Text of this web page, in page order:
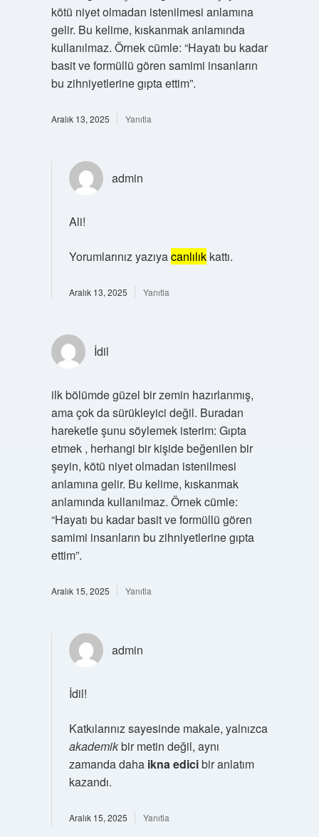
kötü niyet olmadan istenilmesi anlamına
gelir. Bu kelime, kıskanmak anlamında
kullanılmaz. Örnek cümle: “Hayatı bu kadar
basit ve formüllü gören samimi insanların
bu zihniyetlerine gıpta ettim”.
Aralık 13, 2025 Yanıtla
admin
Ali!
Yorumlarınız yazıyacanlılıkkattı.
Aralık 13, 2025 Yanıtla
İdil
ilk bölümde güzel bir zemin hazırlanmış,
ama çok da sürükleyici değil. Buradan
hareketle şunu söylemek isterim: Gıpta
etmek , herhangi bir kişide beğenilen bir
şeyin, kötü niyet olmadan istenilmesi
anlamına gelir. Bu kelime, kıskanmak
anlamında kullanılmaz. Örnek cümle:
“Hayatı bu kadar basit ve formüllü gören
samimi insanların bu zihniyetlerine gıpta
ettim”.
Aralık 15, 2025 Yanıtla
admin
İdil!
Katkılarınız sayesinde makale, yalnızca
akademikbir metin değil, aynı
zamanda daha ikna edicibir anlatım
kazandı.
Aralık 15, 2025 Yanıtla